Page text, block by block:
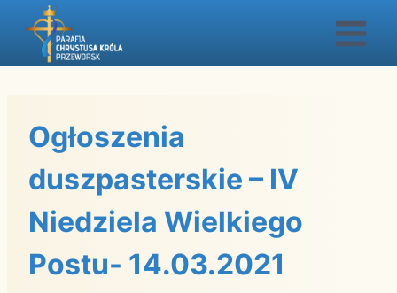
Przejdź
Ogłoszenia
duszpasterskie – IV
Niedziela Wielkiego
Postu- 14.03.2021